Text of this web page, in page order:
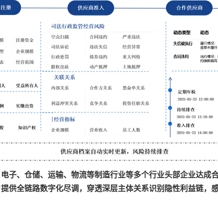
子、仓储、运输、物流等制造行业等多个行业头部企业达成
供全链路数字化尽调，穿透深层主体关系识别隐性利益链，